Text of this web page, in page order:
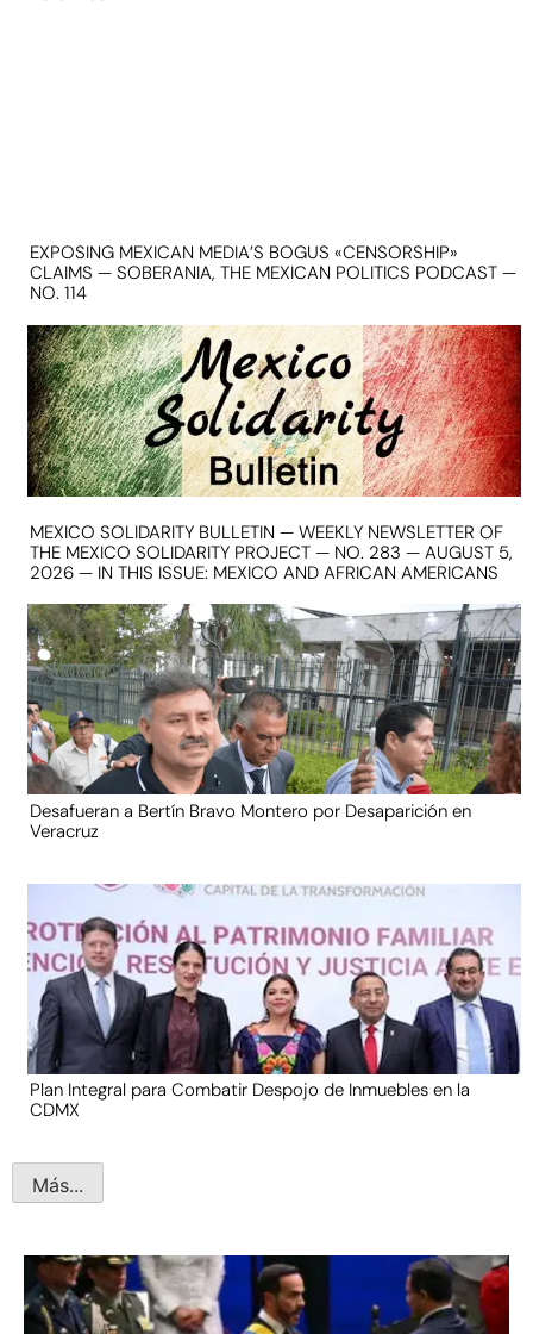
EXPOSING MEXICAN MEDIA’S BOGUS «CENSORSHIP»
CLAIMS — SOBERANIA, THE MEXICAN POLITICS PODCAST —
NO. 114
MEXICO SOLIDARITY BULLETIN — WEEKLY NEWSLETTER OF
THE MEXICO SOLIDARITY PROJECT — NO. 283 — AUGUST 5,
2026 — IN THIS ISSUE: MEXICO AND AFRICAN AMERICANS
Desafueran a Bertín Bravo Montero por Desaparición en
Veracruz
Plan Integral para Combatir Despojo de Inmuebles en la
CDMX
Más...